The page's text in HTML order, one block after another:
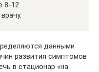
8-12
данными
развития симптомов
в стационар «на